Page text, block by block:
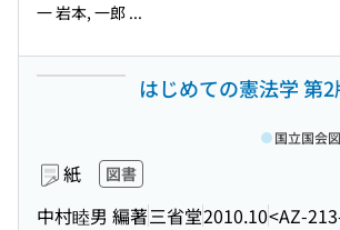
一 岩本, 一郎 ...
はじめての憲法学 第2
紙 図書
中村睦男 編著三省堂2010.10<AZ-
国立国会